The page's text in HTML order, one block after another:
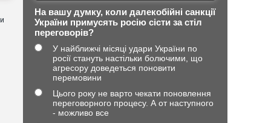
На вашу думку, коли далекобійні санкції
України примусять росію сісти за стіл
переговорів?
У найближчі місяці удари України по
росії стануть настільки болючими, що
агресору доведеться поновити
перемовини
Цього року не варто чекати поновлення
переговорного процесу. А от наступного
- можливо все